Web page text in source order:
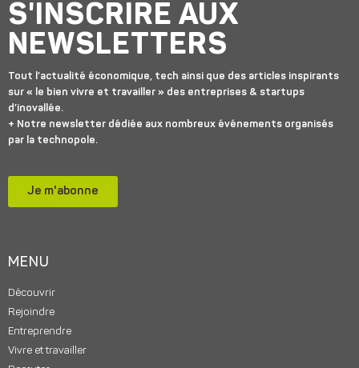
S'INSCRIRE AUX
NEWSLETTERS
Tout l’actualité économique, tech ainsi que des articles inspirants
sur « le bien vivre et travailler » des entreprises & startups
d’inovallée.
+ Notre newsletter dédiée aux nombreux événements organisés
par la technopole.
Je m'abonne
MENU
Découvrir
Rejoindre
Entreprendre
Vivre et travailler